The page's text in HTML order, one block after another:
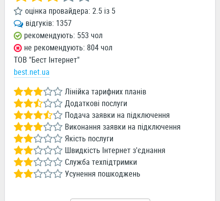
оцінка провайдера: 2.5 із 5
відгуків: 1357
рекомендують: 553 чол
не рекомендують: 804 чол
ТОВ "Бест Інтернет"
best.net.ua
Лінійка тарифних планів
Додаткові послуги
Подача заявки на підключення
Виконання заявки на підключення
Якість послуги
Швидкість Інтернет з'єднання
Служба техпідтримки
Усунення пошкоджень